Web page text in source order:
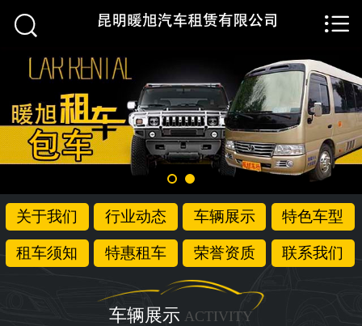
 首页
关于我们
行业动态
车辆展示
租车须知
特惠租车
荣誉资质


关于我们 行业动态 车辆展示 特色车型
租车须知 特惠租车 荣誉资质 联系我们
车辆展示 ACTIVITY